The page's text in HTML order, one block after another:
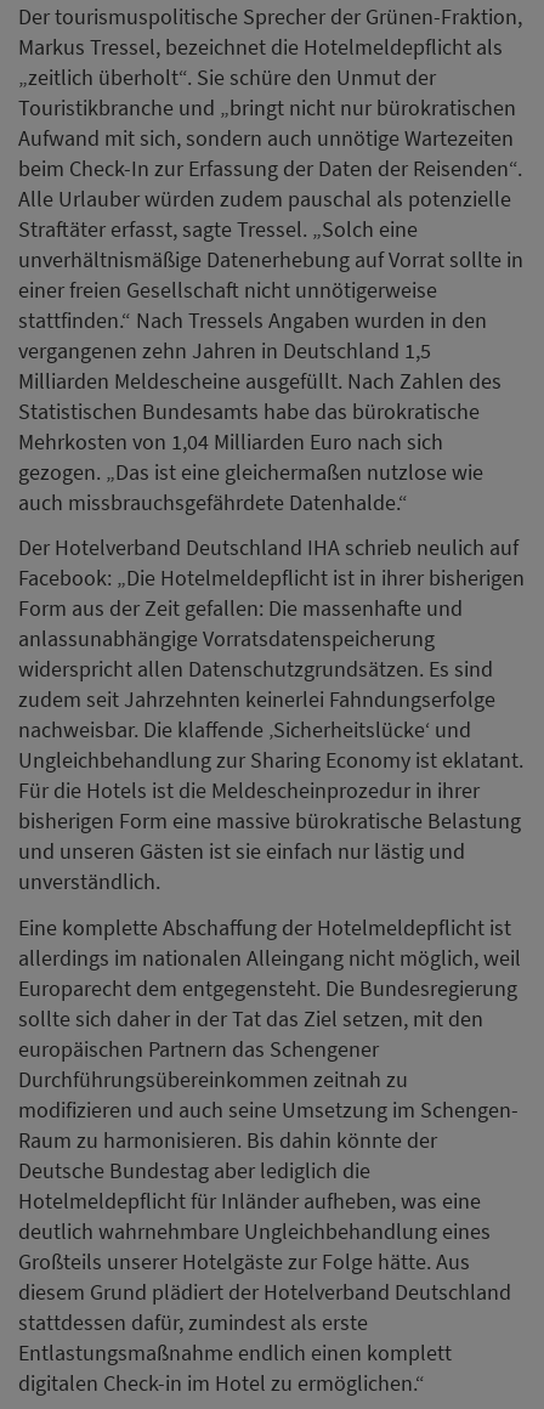
Der tourismuspolitische Sprecher der Grünen-Fraktion,
Markus Tressel, bezeichnet die Hotelmeldepflicht als
„zeitlich überholt“. Sie schüre den Unmut der
Touristikbranche und „bringt nicht nur bürokratischen
Aufwand mit sich, sondern auch unnötige Wartezeiten
beim Check-In zur Erfassung der Daten der Reisenden“.
Alle Urlauber würden zudem pauschal als potenzielle
Straftäter erfasst, sagte Tressel. „Solch eine
unverhältnismäßige Datenerhebung auf Vorrat sollte in
einer freien Gesellschaft nicht unnötigerweise
stattfinden.“ Nach Tressels Angaben wurden in den
vergangenen zehn Jahren in Deutschland 1,5
Milliarden Meldescheine ausgefüllt. Nach Zahlen des
Statistischen Bundesamts habe das bürokratische
Mehrkosten von 1,04 Milliarden Euro nach sich
gezogen. „Das ist eine gleichermaßen nutzlose wie
auch missbrauchsgefährdete Datenhalde.“
Der Hotelverband Deutschland IHA schrieb neulich auf
Facebook: „Die Hotelmeldepflicht ist in ihrer bisherigen
Form aus der Zeit gefallen: Die massenhafte und
anlassunabhängige Vorratsdatenspeicherung
widerspricht allen Datenschutzgrundsätzen. Es sind
zudem seit Jahrzehnten keinerlei Fahndungserfolge
nachweisbar. Die klaffende ‚Sicherheitslücke‘ und
Ungleichbehandlung zur Sharing Economy ist eklatant.
Für die Hotels ist die Meldescheinprozedur in ihrer
bisherigen Form eine massive bürokratische Belastung
und unseren Gästen ist sie einfach nur lästig und
unverständlich.
Eine komplette Abschaffung der Hotelmeldepflicht ist
allerdings im nationalen Alleingang nicht möglich, weil
Europarecht dem entgegensteht. Die Bundesregierung
sollte sich daher in der Tat das Ziel setzen, mit den
europäischen Partnern das Schengener
Durchführungsübereinkommen zeitnah zu
modifizieren und auch seine Umsetzung im Schengen-
Raum zu harmonisieren. Bis dahin könnte der
Deutsche Bundestag aber lediglich die
Hotelmeldepflicht für Inländer aufheben, was eine
deutlich wahrnehmbare Ungleichbehandlung eines
Großteils unserer Hotelgäste zur Folge hätte. Aus
diesem Grund plädiert der Hotelverband Deutschland
stattdessen dafür, zumindest als erste
Entlastungsmaßnahme endlich einen komplett
digitalen Check-in im Hotel zu ermöglichen.“